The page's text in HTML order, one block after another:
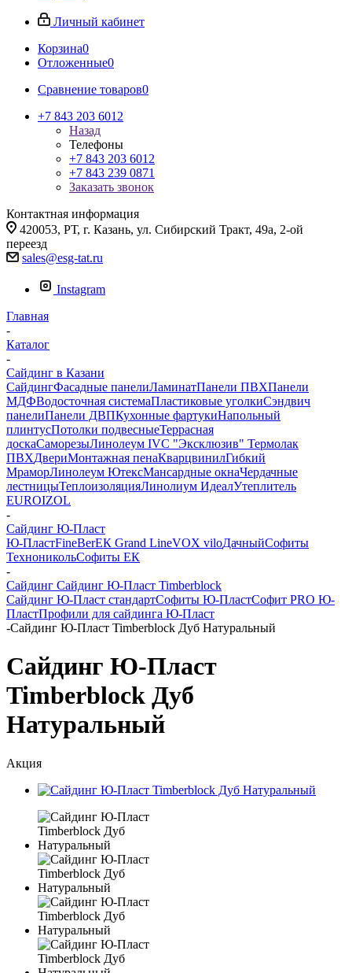
Личный кабинет
Корзина0
Отложенные0
Сравнение товаров0
+7 843 203 6012
Назад
Телефоны
+7 843 203 6012
+7 843 239 0871
Заказать звонок
Контактная информация
420053, РТ, г. Казань, ул. Сибирский Тракт, 49а, 2-ой
переезд
sales@esg-tat.ru
Instagram
Главная
-
Каталог
-
Сайдинг в Казани
СайдингФасадные панелиЛаминатПанели ПВХПанели
МДФВодосточная системаПластиковые уголкиСэндвич
панелиПанели ДВПКухонные фартукиНапольный
плинтусПотолки подвесныеТеррасная
доскаСаморезыЛинолеум IVC "Эксклюзив" Термолак
ПВХДвериМонтажная пенаКварцвинилГибкий
МраморЛинолеум ЮтексМансардные окнаЧердачные
лестницыТеплоизоляцияЛинолиум ИдеалУтеплитель
EUROIZOL
-
Сайдинг Ю-Пласт
Ю-ПластFineBerЕК Grand LineVOX viloДачныйСофиты
ТехноникольСофиты ЕК
-
Сайдинг Сайдинг Ю-Пласт Timberblock
Сайдинг Ю-Пласт стандартСофиты Ю-ПластСофит PRO Ю-
ПластПрофили для сайдинга Ю-Пласт
-Сайдинг Ю-Пласт Timberblock Дуб Натуральный
Сайдинг Ю-Пласт
Timberblock Дуб
Натуральный
Акция